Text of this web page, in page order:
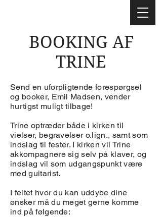
BOOKING AF
TRINE
Send en uforpligtende forespørgsel
og booker, Emil Madsen, vender
hurtigst muligt tilbage!
Trine optræder både i kirken til
vielser, begravelser o.lign., samt som
indslag til fester. I kirken vil Trine
akkompagnere sig selv på klaver, og
indslag vil som udgangspunkt være
med guitarist.
I feltet hvor du kan uddybe dine
ønsker må du meget gerne komme
ind på følgende: